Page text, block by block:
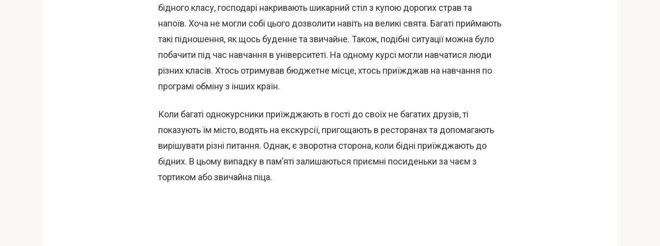
бідного класу, господарі накривають шикарний стіл з купою дорогих страв та
напоїв. Хоча не могли собі цього дозволити навіть на великі свята. Багаті приймають
такі підношення, як щось буденне та звичайне. Також, подібні ситуації можна було
побачити під час навчання в університеті. На одному курсі могли навчатися люди
різних класів. Хтось отримував бюджетне місце, хтось приїжджав на навчання по
програмі обміну з інших країн.
Коли багаті однокурсники приїжджають в гості до своїх не багатих друзів, ті
показують їм місто, водять на екскурсії, пригощають в ресторанах та допомагають
вирішувати різні питання. Однак, є зворотна сторона, коли бідні приїжджають до
бідних. В цьому випадку в пам’яті залишаються приємні посиденьки за чаєм з
тортиком або звичайна піца.